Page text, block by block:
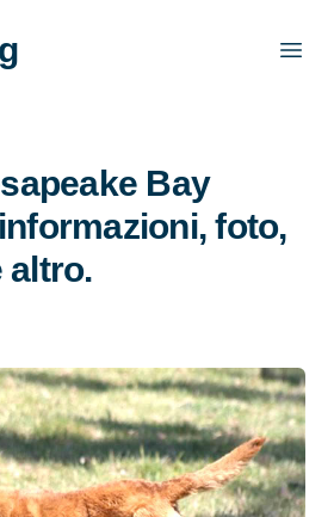
Bay
foto,
altro.